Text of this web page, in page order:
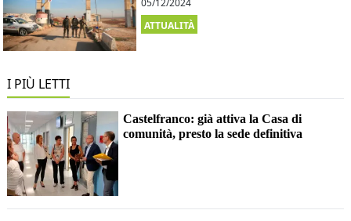
05/12/2024
ATTUALITÀ
I PIÙ LETTI
Castelfranco: già attiva la Casa di
comunità, presto la sede definitiva